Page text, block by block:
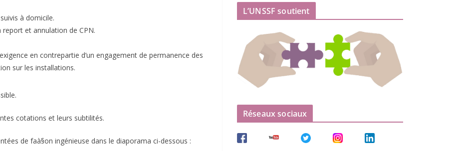
à domicile.
et annulation de CPN.
en contrepartie d’un engagement de permanence des
sur les installations.
cotations et leurs subtilités.
de faà§on ingénieuse dans le diaporama ci-dessous :
L’UNSSF soutient
Réseaux sociaux